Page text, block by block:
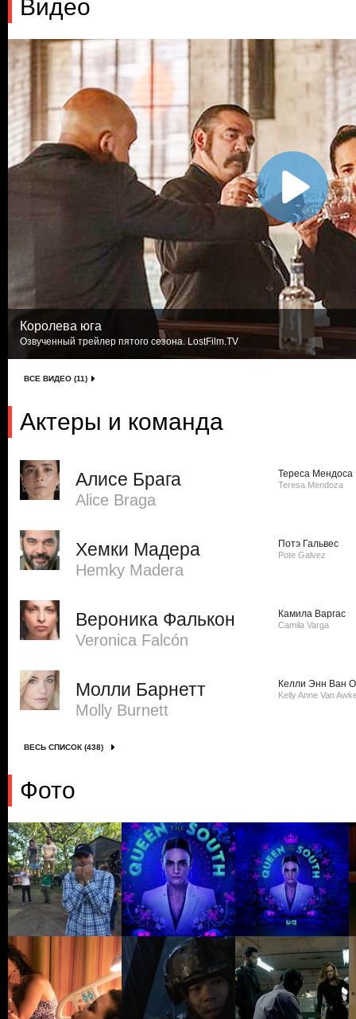
Видео
Королева юга
Озвученный трейлер пятого сезона. LostFilm.TV
ВСЕ ВИДЕО (11)
Актеры и команда
Алисе Брага
Alice Braga
Тереса Мендоса
Teresa Mendoza
Хемки Мадера
Hemky Madera
Потэ Гальвес
Pote Galvez
Вероника Фалькон
Veronica Falcón
Камила Варгас
Camila Varga
Молли Барнетт
Molly Burnett
Келли Энн Ван
Kelly Anne Van
ВЕСЬ СПИСОК (438)
Фото